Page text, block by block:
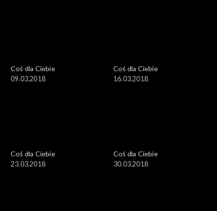
Coś dla Ciebie
09.03.2018
Coś dla Ciebie
16.03.2018
Coś dla Ciebie
23.03.2018
Coś dla Ciebie
30.03.2018